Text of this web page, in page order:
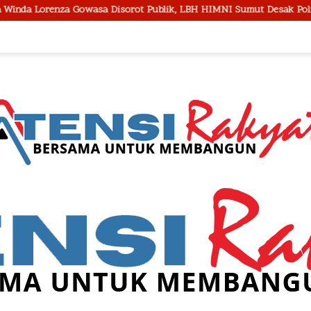
Publik, LBH HIMNI Sumut Desak Polisi Buka Seluruh Fakta